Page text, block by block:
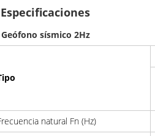
Especificaciones
sísmico 2Hz
natural Fn (Hz)